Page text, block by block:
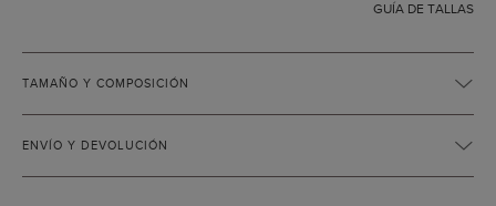
GUÍA DE TALLAS
TAMAÑO Y COMPOSICIÓN
ENVÍO Y DEVOLUCIÓN